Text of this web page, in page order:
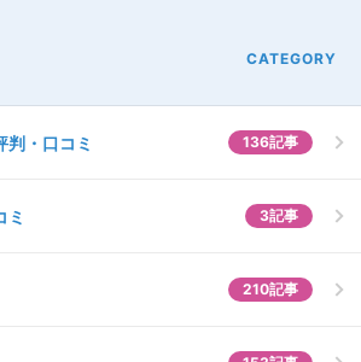
判・口コミ 136記事
ミ 3記事
210記事